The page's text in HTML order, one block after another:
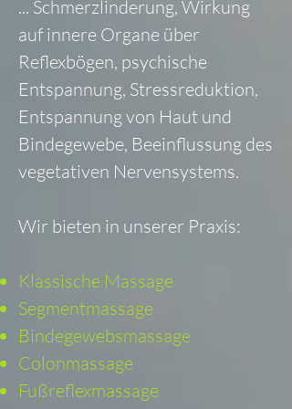
... Schmerzlinderung, Wirkung
auf innere Organe über
Reflexbögen, psychische
Entspannung, Stressreduktion,
Entspannung von Haut und
Bindegewebe, Beeinflussung des
vegetativen Nervensystems.
Wir bieten in unserer Praxis:
Klassische Massage
Segmentmassage
Bindegewebsmassage
Colonmassage
Fußreflexmassage